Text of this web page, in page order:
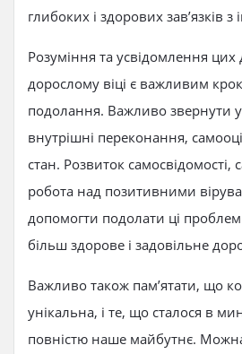
глибоких і здорових зав’язків
Розуміння та усвідомлення
дорослому віці є важливим
подолання. Важливо звернути
внутрішні переконання,
стан. Розвиток самосвідомості,
робота над позитивними
допомогти подолати ці
більш здорове і задовільне
Важливо також пам’ятати, що
унікальна, і те, що сталося в
повністю наше майбутнє.